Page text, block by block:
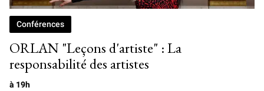
ORLAN "Leçons d'artiste" : La
responsabilité des artistes
Conférences
à 19h